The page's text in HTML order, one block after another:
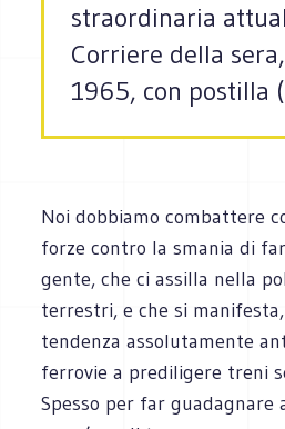
straordinaria
Corriere della
1965, con postilla
Noi dobbiamo combattere
forze contro la smania di
gente, che ci assilla nella
terrestri, e che si
tendenza assolutamente
ferrovie a prediligere treni
Spesso per far guadagnare